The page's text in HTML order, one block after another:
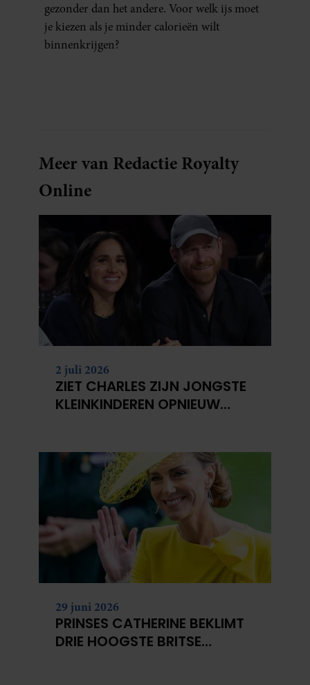
gezonder dan het andere. Voor welk ijs moet
je kiezen als je minder calorieën wilt
binnenkrijgen?
Meer van Redactie Royalty
Online
2 juli 2026
ZIET CHARLES ZIJN JONGSTE
KLEINKINDEREN OPNIEUW
29 juni 2026
PRINSES CATHERINE BEKLIMT
DRIE HOOGSTE BRITSE